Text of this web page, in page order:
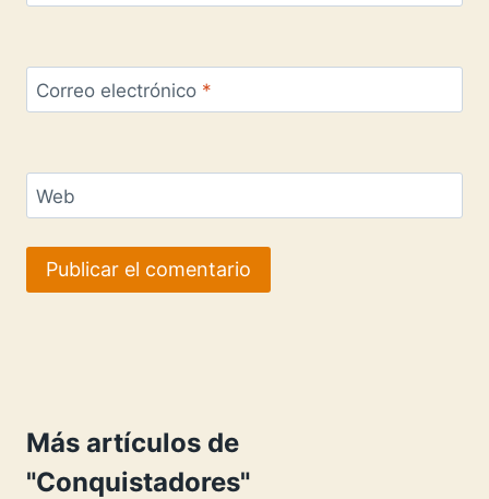
Correo electrónico *
Web
Más artículos de
"Conquistadores"